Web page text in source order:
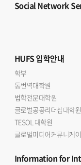
Social Network
HUFS입학안내
학부
통번역대학원
법학전문대학원
글로벌공공리더십대학원
TESOL 대학원
글로벌미디어커뮤니케
Informationfor